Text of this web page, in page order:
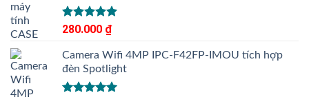
Được xếp
5 sao
280.000 ₫
Camera Wifi 4MP IPC-F42FP-IMOU tích hợp
đèn Spotlight